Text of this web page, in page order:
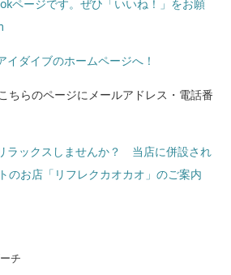
ページです。ぜひ「いいね！」をお願
イダイブのホームページへ！
ちらのページにメールアドレス・電話番
ラックスしませんか？ 当店に併設され
のお店「リフレクカオカオ」のご案内
チ